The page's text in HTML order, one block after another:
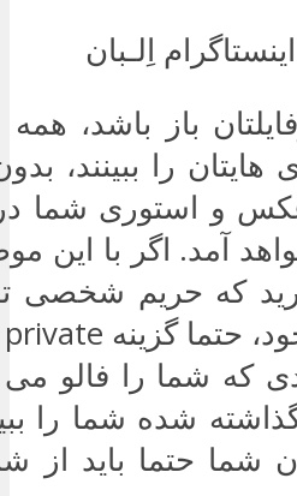
باز باشد،
را ببینند،
عکس و استوری شما
آمد. اگر با
که حریم شخصی
که شما را فالو می
شده شما را
شما حتما باید از